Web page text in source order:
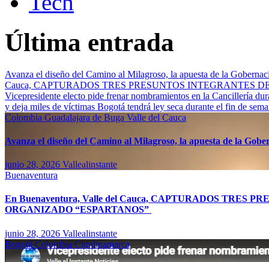
Última entrada
Avanza el diseño del Camino al Milagroso, la apuesta de la
Cauca, CAPTURADOS TRES PRESUNTOS INTEGRANTES
Vicepresidente electo pide frenar nombramientos en la Cancillería
y deja miles de víctimas Bogotá tendrá ley seca durante el fin de
Colombia Guadalajara de Buga Valle del Cauca
Avanza el diseño del Camino al Milagroso, la apuesta de la
junio 28, 2026 Vallealinstante
Buenaventura
En Buenaventura, Valle del Cauca, CAPTURADOS TRES
ORGANIZADO “ESPARTANOS”
junio 28, 2026 Vallealinstante
BogotáColombia Cundinamarca